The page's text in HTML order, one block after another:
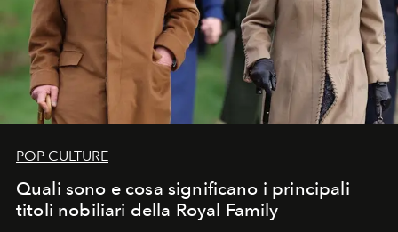
POP CULTURE
Quali sono e cosa significano i principali
titoli nobiliari della Royal Family